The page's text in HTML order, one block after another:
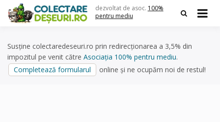
content
dezvoltat de asoc. 100%
pentru mediu
Susține colectaredeseuri.ro prin redirecționarea a 3,5% din
impozitul pe venit către Asociația 100% pentru mediu.
Completează formularul
online și ne ocupăm noi de restul!